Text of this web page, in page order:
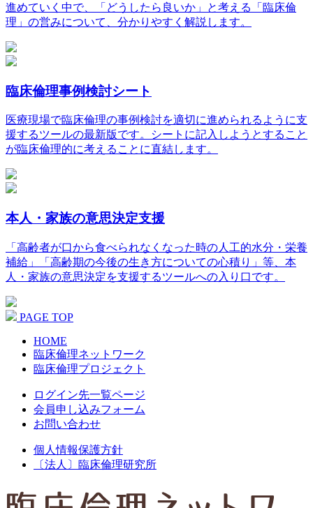
進めていく中で、「どうしたら良いか」と考える「臨床倫
理」の営みについて、分かりやすく解説します。
臨床倫理事例検討シート
医療現場で臨床倫理の事例検討を適切に進められるように支
援するツールの最新版です。シートに記入しようとすること
が臨床倫理的に考えることに直結します。
本人・家族の意思決定支援
「高齢者が口から食べられなくなった時の人工的水分・栄養
補給」「高齢期の今後の生き方についての心積り」等、本
人・家族の意思決定を支援するツールへの入り口です。
PAGE TOP
HOME
臨床倫理ネットワーク
臨床倫理プロジェクト
ログイン先一覧ページ
会員申し込みフォーム
お問い合わせ
個人情報保護方針
〔法人〕臨床倫理研究所